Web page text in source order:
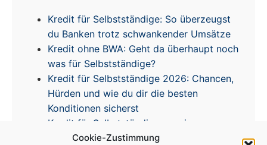
Cookie-Zustimmung
Kredit für Selbstständige: So überzeugst
du Banken trotz schwankender Umsätze
Kredit ohne BWA: Geht da überhaupt noch
was für Selbstständige?
Kredit für Selbstständige 2026: Chancen,
Hürden und wie du dir die besten
Konditionen sicherst
Kredit für Selbstständige – meine
Erfahrungen & Tipps zur Zinsentwicklung